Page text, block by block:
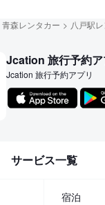
青森レンタカー 八戸駅
Jcation 旅行予約ア
Jcation 旅行予約アプリ
サービス一覧
宿泊